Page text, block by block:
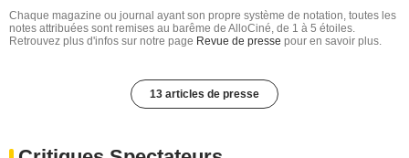
Chaque magazine ou journal ayant son propre système de notation, toutes les
notes attribuées sont remises au barême de AlloCiné, de 1 à 5 étoiles.
Retrouvez plus d'infos sur notre page Revue de presse pour en savoir plus.
13 articles de presse